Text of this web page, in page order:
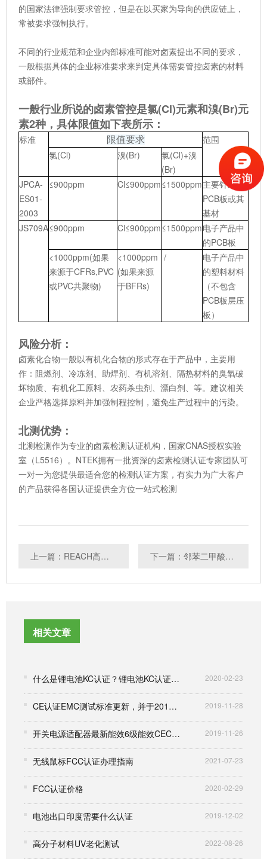
的国家法律强制要求管控，但是在以买家为导向的供应链上，
常被要求强制执行。
不同的行业规范和企业内部标准可能对卤素提出不同的要求，
一般根据具体的企业标准要求来判定具体需要管控卤素的材料
或部件。
一般行业所说的卤素管控是氯(Cl)元素和溴(Br)元
素2种，具体限值如下表所示：
标准 限值要求
范围
氯(Cl)
溴(Br)
氯(Cl)+溴
(Br)
JPCA-
ES01-
2003
≤900ppm Cl≤900ppm≤1500ppm主要针对
PCB板或其
基材
JS709A≤900ppm Cl≤900ppm≤1500ppm电子产品中
的PCB板
<1000ppm(如果
来源于CFRs,PVC
或PVC共聚物)
<1000ppm
(如果来源
于BFRs)
/
电子产品中
的塑料材料
（不包含
PCB板层压
板）
风险分析：
卤素化合物一般以有机化合物的形式存在于产品中，主要用
作：阻燃剂、冷冻剂、助焊剂、有机溶剂、隔热材料的臭氧破
坏物质、有机化工原料、农药杀虫剂、漂白剂、等。建议相关
企业严格选择原料并加强制程控制，避免生产过程中的污染。
北测优势：
北测检测作为专业的卤素检测认证机构，国家CNAS授权实验
室（L5516）。NTEK拥有一批资深的卤素检测认证专家团队可
一对一为您提供最适合您的检测认证方案，有实力为广大客户
的产品获得各国认证提供全方位一站式检测
上一篇：REACH高关注物质SVHC测试 下一篇：邻苯二甲酸酯测试是什么
相关文章
什么是锂电池KC认证？锂电池KC认证流程是什么？ 2020-02-23
CE认证EMC测试标准更新，并于2017年3月5日强制实施 2019-11-28
开关电源适配器最新能效6级能效CEC VI标准 2019-11-26
无线鼠标FCC认证办理指南 2021-07-23
FCC认证价格 2020-02-29
电池出口印度需要什么认证 2019-12-02
高分子材料UV老化测试 2022-08-26